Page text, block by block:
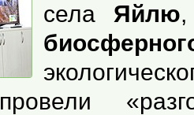
села Яйлю